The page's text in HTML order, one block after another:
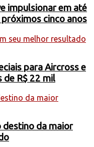
impulsionar em até
cinco anos
para Aircross e
de R$ 22 mil
destino da maior